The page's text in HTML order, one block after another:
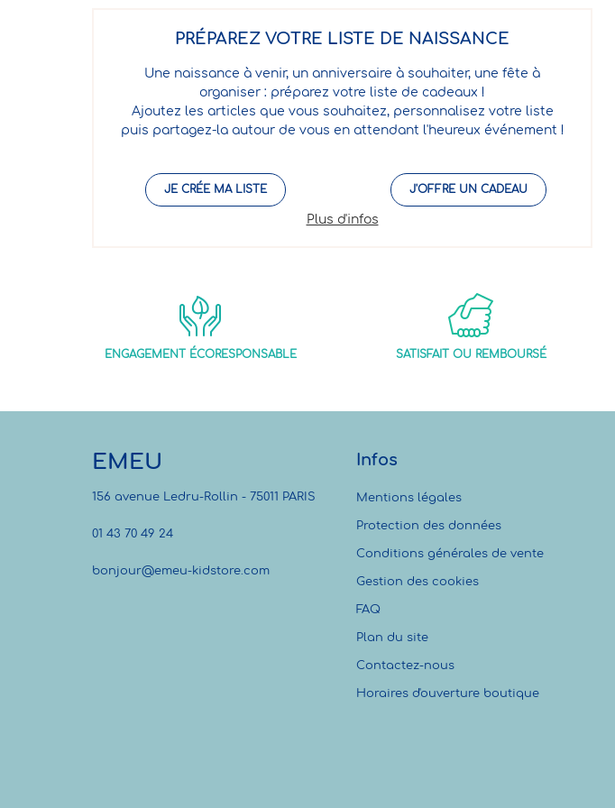
PRÉPAREZ VOTRE LISTE DE NAISSANCE
Une naissance à venir, un anniversaire à souhaiter, une fête à
organiser : préparez votre liste de cadeaux !
Ajoutez les articles que vous souhaitez, personnalisez votre liste
puis partagez-la autour de vous en attendant l'heureux événement !
JE CRÉE MA LISTE J'OFFRE UN CADEAU
Plus d'infos
ENGAGEMENT ÉCORESPONSABLE SATISFAIT OU REMBOURSÉ
EMEU
156 avenue Ledru-Rollin - 75011 PARIS
01 43 70 49 24
bonjour@emeu-kidstore.com
Infos
Mentions légales
Protection des données
Conditions générales de vente
Gestion des cookies
FAQ
Plan du site
Contactez-nous
Horaires d'ouverture boutique